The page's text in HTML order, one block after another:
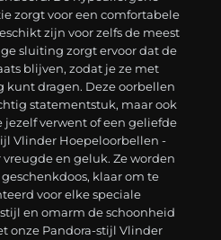
zorgt voor een comfortabele
zijn voor zelfs de meest
sluiting zorgt ervoor dat de
blijven, zodat je ze met
kunt dragen. Deze oorbellen
statementstuk, maar ook
jezelf verwent of een geliefde
Vlinder Hoepeloorbellen -
en geluk. Ze worden
klaar om te
voor elke speciale
en omarm de schoonheid
onze Pandora-stijl Vlinder